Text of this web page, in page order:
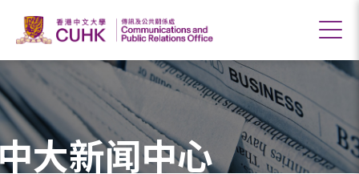
大新闻中心